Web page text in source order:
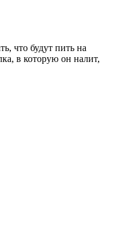
что будут пить на
в которую он налит,